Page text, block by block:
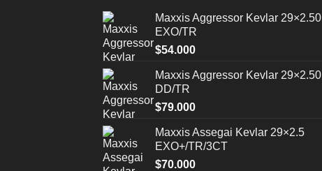
Maxxis Aggressor Kevlar 29×2.50
EXO/TR
$54.000
Maxxis Aggressor Kevlar 29×2.50
DD/TR
$79.000
Maxxis Assegai Kevlar 29×2.5
EXO+/TR/3CT
$70.000